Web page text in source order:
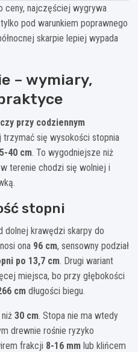
ceny, najczęściej wygrywa
pod warunkiem poprawnego
skarpie lepiej wypada
– wymiary,
przy codziennym
trzymać się wysokości stopnia
40 cm. To wygodniejsze niż
terenie chodzi się wolniej i
stopni
dolnej krawędzi skarpy do
ona 96 cm, sensowny podział
po 13,7 cm. Drugi wariant
miejsca, bo przy głębokości
cm długości biegu.
30 cm. Stopa nie ma wtedy
drewnie rośnie ryzyko
frakcji 8-16 mm lub klińcem